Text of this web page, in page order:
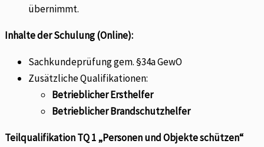
übernimmt.
Inhalte der Schulung (Online):
Sachkundeprüfung gem. §34a GewO
Zusätzliche Qualifikationen:
Betrieblicher Ersthelfer
Betrieblicher Brandschutzhelfer
Teilqualifikation TQ 1 „Personen und Objekte schützen“